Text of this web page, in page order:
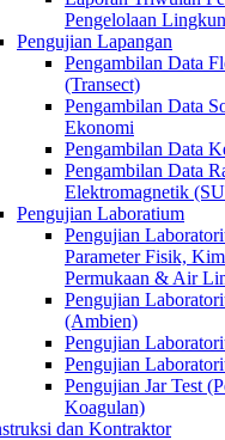
Pengelolaan
Pengujian Lapangan
Pengambilan Data
(Transect)
Pengambilan Data
Ekonomi
Pengambilan Data
Pengambilan Data
Elektromagnetik
Pengujian Laboratium
Pengujian
Parameter Fisik,
Permukaan & Air
Pengujian
(Ambien)
Pengujian
Pengujian
Pengujian Jar Test
Koagulan)
dan Kontraktor